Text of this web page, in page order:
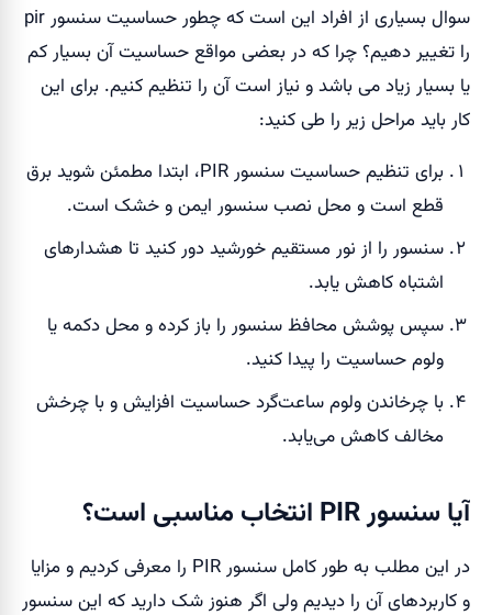
سوال بسیاری از افراد این است که چطور حساسیت سنسور pir
را تغییر دهیم؟ چرا که در بعضی مواقع حساسیت آن بسیار کم
یا بسیار زیاد می باشد و نیاز است آن را تنظیم کنیم. برای این
کار باید مراحل زیر را طی کنید:
برای تنظیم حساسیت سنسور PIR، ابتدا مطمئن شوید برق
قطع است و محل نصب سنسور ایمن و خشک است.
سنسور را از نور مستقیم خورشید دور کنید تا هشدارهای
اشتباه کاهش یابد.
سپس پوشش محافظ سنسور را باز کرده و محل دکمه یا
ولوم حساسیت را پیدا کنید.
با چرخاندن ولوم ساعت‌گرد حساسیت افزایش و با چرخش
مخالف کاهش می‌یابد.
آیا سنسور PIR انتخاب مناسبی است؟
در این مطلب به طور کامل سنسور PIR را معرفی کردیم و مزایا
و کاربردهای آن را دیدیم ولی اگر هنوز شک دارید که این سنسور